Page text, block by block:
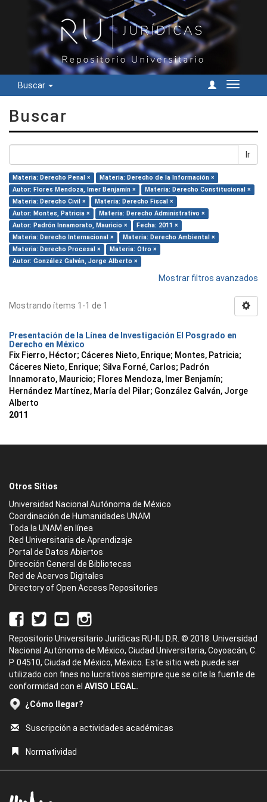
Buscar
Cambiar
Buscar
Ir
Materia: Derecho Penal ×
Materia: Derecho de la Información ×
Autor: Flores Mendoza, Imer Benjamín ×
Materia: Derecho Constitucional ×
Materia: Derecho Civil ×
Materia: Derecho Fiscal ×
Autor: Montes, Patricia ×
Materia: Derecho Administrativo ×
Autor: Padrón Innamorato, Mauricio ×
Fecha: 2011 ×
Materia: Derecho Internacional ×
Materia: Derecho Ambiental ×
Materia: Derecho Procesal ×
Materia: Otro ×
Autor: González Galván, Jorge Alberto ×
Mostrar filtros avanzados
Mostrando ítems 1-1 de 1
Presentación de la Línea de Investigación El Posgrado en
Derecho en México
Fix Fierro, Héctor; Cáceres Nieto, Enrique; Montes, Patricia;
Cáceres Nieto, Enrique; Silva Forné, Carlos; Padrón
Innamorato, Mauricio; Flores Mendoza, Imer Benjamín;
Hernández Martínez, María del Pilar; González Galván, Jorge
Alberto
2011
Otros Sitios
Universidad Nacional Autónoma de México
Coordinación de Humanidades UNAM
Toda la UNAM en línea
Red Universitaria de Aprendizaje
Portal de Datos Abiertos
Dirección General de Bibliotecas
Red de Acervos Digitales
Directory of Open Access Repositories
Repositorio Universitario Jurídicas RU-IIJ D.R. © 2018. Universidad
Nacional Autónoma de México, Ciudad Universitaria, Coyoacán, C.
P. 04510, Ciudad de México, México. Este sitio web puede ser
utilizado con fines no lucrativos siempre que se cite la fuente de
conformidad con el AVISO LEGAL.
¿Cómo llegar?
Suscripción a actividades académicas
Normatividad